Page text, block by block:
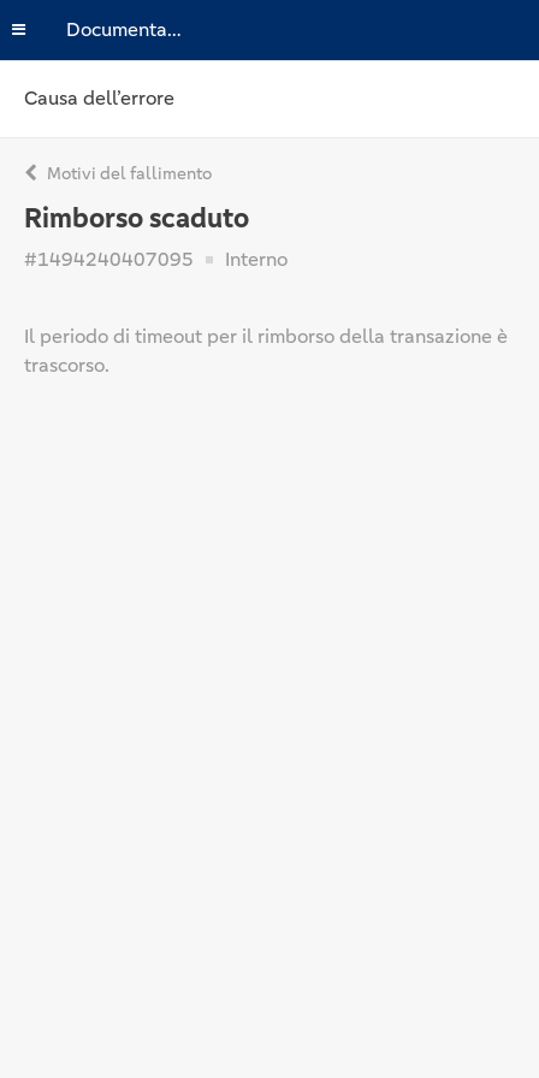
Documentazione
Causa dell’errore
Motivi del fallimento
Rimborso scaduto
#1494240407095 Interno
Il periodo di timeout per il rimborso della transazione è
trascorso.